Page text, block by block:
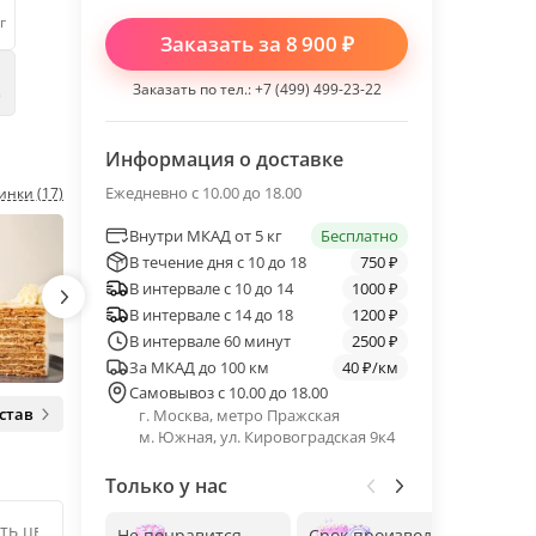
(17)
Заказать за 8 900 ₽
Заказать по тел.:+7 (499) 499-23-22
Информация о доставке
Ежедневно с 10.00 до 18.00
Внутри МКАД от 5 кг
Бесплатно
В течение дня с 10 до 18
750 ₽
В интервале с 10 до 14
1000 ₽
В интервале с 14 до 18
1200 ₽
В интервале 60 минут
2500 ₽
За МКАД до 100 км
40 ₽/км
Самовывоз с 10.00 до 18.00
г. Москва, метро Пражская
м. Южная, ул. Кировоградская 9к4
Только у нас